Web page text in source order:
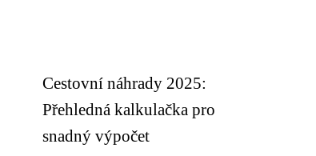
Cestovní náhrady 2025:
Přehledná kalkulačka pro
snadný výpočet